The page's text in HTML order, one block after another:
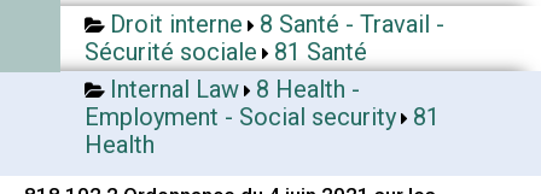
Droit interne
8 Santé - Travail -
Sécurité sociale
81 Santé
Internal Law
8 Health -
Employment - Social security
81
Health